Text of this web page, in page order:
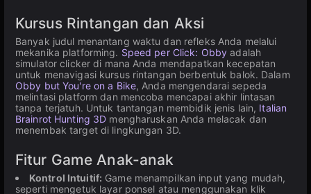
Kursus Rintangan dan Aksi
Banyak judul menantang waktu dan refleks Anda melalui
mekanika platforming. Speed per Click: Obby adalah
simulator clicker di mana Anda mendapatkan kecepatan
untuk menavigasi kursus rintangan berbentuk balok. Dalam
Obby but You're on a Bike, Anda mengendarai sepeda
melintasi platform dan mencoba mencapai akhir lintasan
tanpa terjatuh. Untuk tantangan membidik jenis lain, Italian
Brainrot Hunting 3D mengharuskan Anda melacak dan
menembak target di lingkungan 3D.
Fitur Game Anak-anak
Kontrol Intuitif: Game menampilkan input yang mudah,
seperti mengetuk layar ponsel atau menggunakan klik